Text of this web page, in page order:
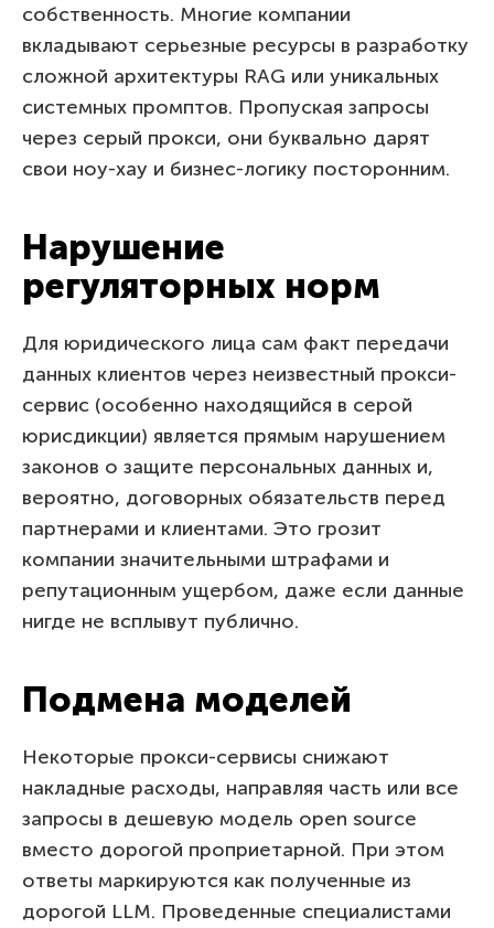
собственность. Многие компании
вкладывают серьезные ресурсы в разработку
сложной архитектуры RAG или уникальных
системных промптов. Пропуская запросы
через серый прокси, они буквально дарят
свои ноу-хау и бизнес-логику посторонним.
Нарушение
регуляторных норм
Для юридического лица сам факт передачи
данных клиентов через неизвестный прокси-
сервис (особенно находящийся в серой
юрисдикции) является прямым нарушением
законов о защите персональных данных и,
вероятно, договорных обязательств перед
партнерами и клиентами. Это грозит
компании значительными штрафами и
репутационным ущербом, даже если данные
нигде не всплывут публично.
Подмена моделей
Некоторые прокси-сервисы снижают
накладные расходы, направляя часть или все
запросы в дешевую модель open source
вместо дорогой проприетарной. При этом
ответы маркируются как полученные из
дорогой LLM. Проведенные специалистами